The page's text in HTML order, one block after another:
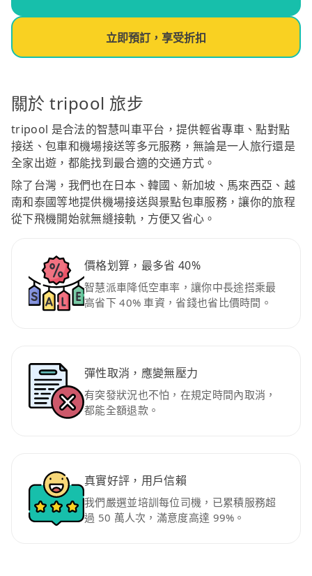
立即預訂，享受折扣
關於 tripool 旅步
tripool 是合法的智慧叫車平台，提供輕省專車、點對點
接送、包車和機場接送等多元服務，無論是一人旅行還是
全家出遊，都能找到最合適的交通方式。
除了台灣，我們也在日本、韓國、新加坡、馬來西亞、越
南和泰國等地提供機場接送與景點包車服務，讓你的旅程
從下飛機開始就無縫接軌，方便又省心。
價格划算，最多省 40%
智慧派車降低空車率，讓你中長途搭乘最
高省下 40% 車資，省錢也省比價時間。
彈性取消，應變無壓力
有突發狀況也不怕，在規定時間內取消，
都能全額退款。
真實好評，用戶信賴
我們嚴選並培訓每位司機，已累積服務超
過 50 萬人次，滿意度高達 99%。